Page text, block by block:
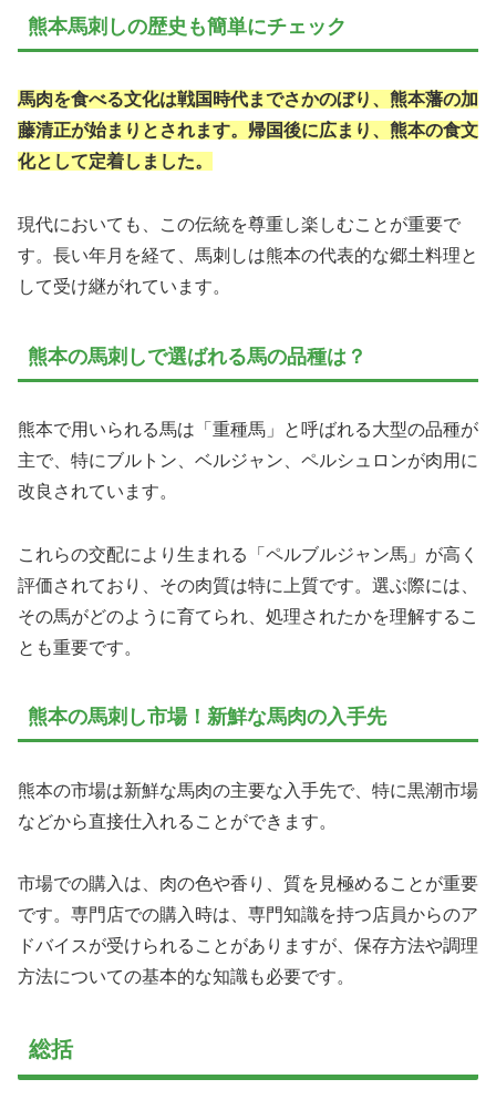
熊本馬刺しの歴史も簡単にチェック
馬肉を食べる文化は戦国時代までさかのぼり、熊本藩の加
藤清正が始まりとされます。帰国後に広まり、熊本の食文
化として定着しました。
現代においても、この伝統を尊重し楽しむことが重要で
す。長い年月を経て、馬刺しは熊本の代表的な郷土料理と
して受け継がれています。
熊本の馬刺しで選ばれる馬の品種は？
熊本で用いられる馬は「重種馬」と呼ばれる大型の品種が
主で、特にブルトン、ベルジャン、ペルシュロンが肉用に
改良されています。
これらの交配により生まれる「ペルブルジャン馬」が高く
評価されており、その肉質は特に上質です。選ぶ際には、
その馬がどのように育てられ、処理されたかを理解するこ
とも重要です。
熊本の馬刺し市場！新鮮な馬肉の入手先
熊本の市場は新鮮な馬肉の主要な入手先で、特に黒潮市場
などから直接仕入れることができます。
市場での購入は、肉の色や香り、質を見極めることが重要
です。専門店での購入時は、専門知識を持つ店員からのア
ドバイスが受けられることがありますが、保存方法や調理
方法についての基本的な知識も必要です。
総括